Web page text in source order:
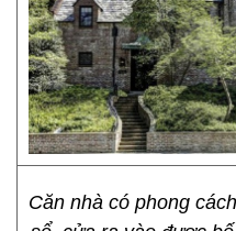
Căn nhà có phong